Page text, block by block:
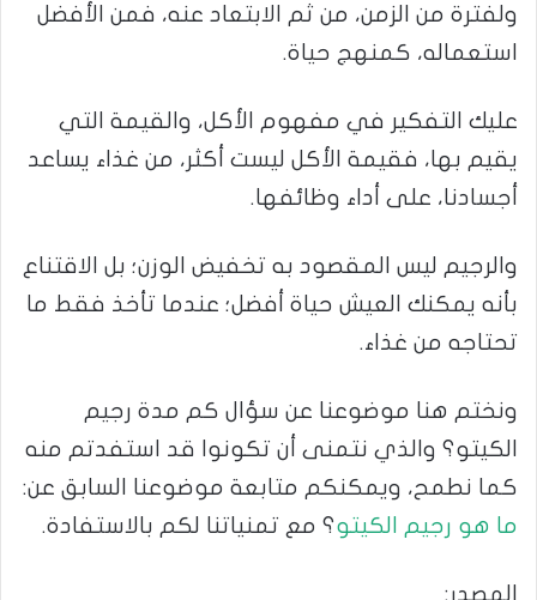
ولفترة من الزمن، من ثم الابتعاد عنه، فمن الأفضل
استعماله، كمنهج حياة.
عليك التفكير في مفهوم الأكل، والقيمة التي
يقيم بها، فقيمة الأكل ليست أكثر، من غذاء يساعد
أجسادنا، على أداء وظائفها.
والرجيم ليس المقصود به تخفيض الوزن؛ بل الاقتناع
بأنه يمكنك العيش حياة أفضل؛ عندما تأخذ فقط ما
تحتاجه من غذاء.
ونختم هنا موضوعنا عن سؤال كم مدة رجيم
الكيتو؟ والذي نتمنى أن تكونوا قد استفدتم منه
كما نطمح، ويمكنكم متابعة موضوعنا السابق عن:
ما هو رجيم الكيتو؟ مع تمنياتنا لكم بالاستفادة.
المصدر: